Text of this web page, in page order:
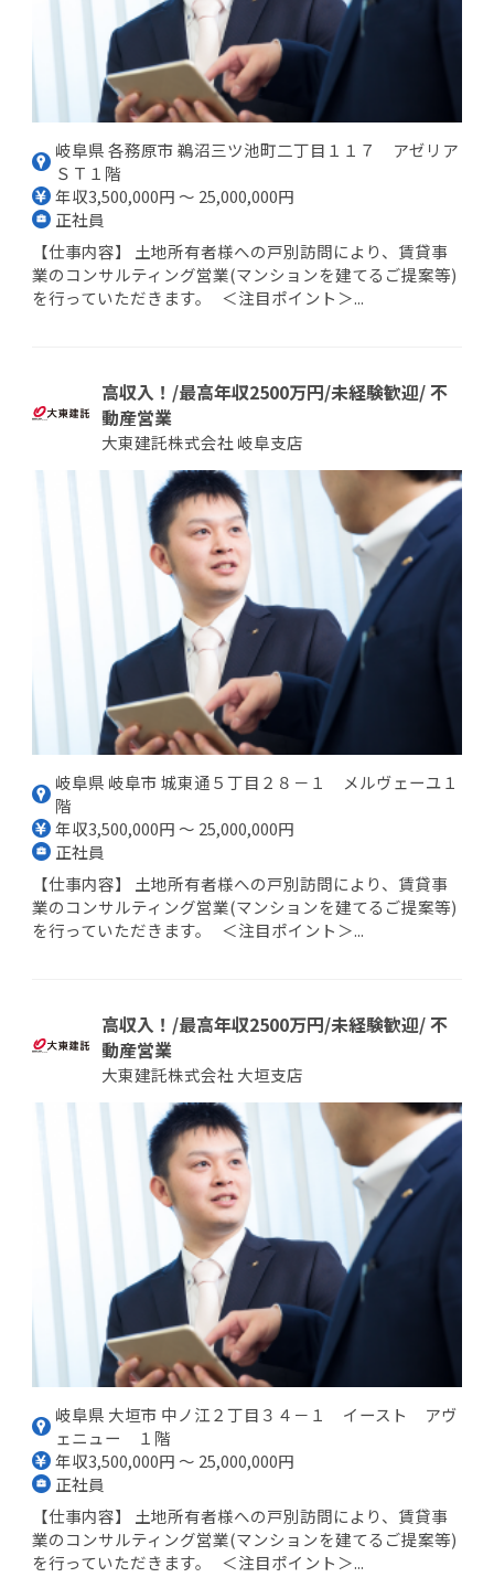
岐阜県 各務原市 鵜沼三ツ池町二丁目１１７ アゼリア
ＳＴ１階
年収3,500,000円 ～ 25,000,000円
正社員
【仕事内容】 土地所有者様への戸別訪問により、賃貸事
業のコンサルティング営業(マンションを建てるご提案等)
を行っていただきます。 ＜注目ポイント＞...
高収入！/最高年収2500万円/未経験歓迎/ 不
動産営業
大東建託株式会社 岐阜支店
岐阜県 岐阜市 城東通５丁目２８－１ メルヴェーユ１
階
年収3,500,000円 ～ 25,000,000円
正社員
【仕事内容】 土地所有者様への戸別訪問により、賃貸事
業のコンサルティング営業(マンションを建てるご提案等)
を行っていただきます。 ＜注目ポイント＞...
高収入！/最高年収2500万円/未経験歓迎/ 不
動産営業
大東建託株式会社 大垣支店
岐阜県 大垣市 中ノ江２丁目３４－１ イースト アヴ
ェニュー １階
年収3,500,000円 ～ 25,000,000円
正社員
【仕事内容】 土地所有者様への戸別訪問により、賃貸事
業のコンサルティング営業(マンションを建てるご提案等)
を行っていただきます。 ＜注目ポイント＞...